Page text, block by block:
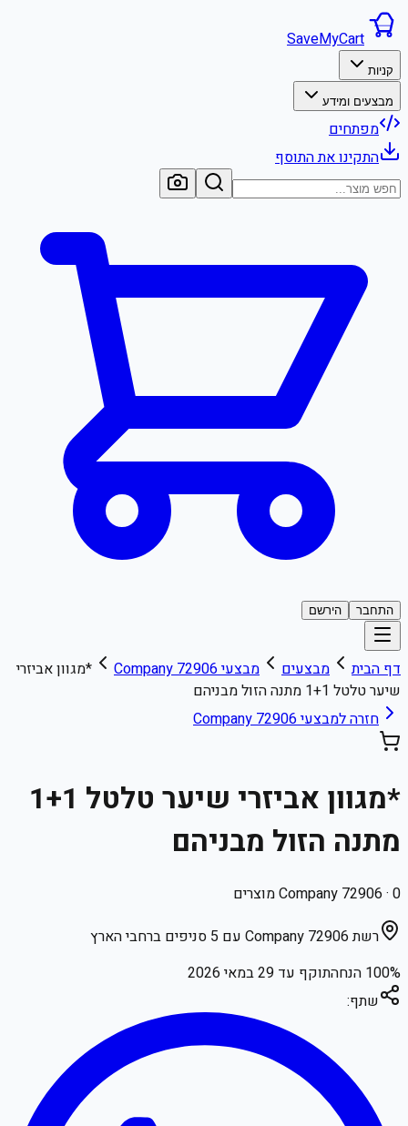
SaveMyCart
קניות
מבצעים ומידע
מפתחים
התקינו את התוסף
התחבר הירשם
דף הבית מבצעים מבצעיCompany 72906
*מגוון אביזרי
שיער טלטל 1+1 מתנה הזול מבניהם
חזרה למבצעיCompany 72906
*מגוון אביזרי שיער טלטל 1+1
מתנה הזול מבניהם
Company 72906 · 0
מוצרים
רשת Company 72906 עם 5 סניפים ברחבי הארץ
100% הנחה תוקף עד 29 במאי 2026
שתף: